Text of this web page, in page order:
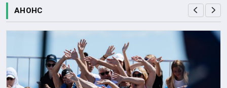
АНОНС